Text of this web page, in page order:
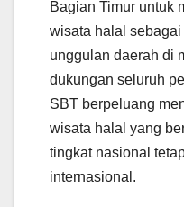
Bagian Timur untuk
wisata halal
unggulan daerah di
dukungan seluruh
SBT berpeluang
wisata halal yang
tingkat nasional
internasional.